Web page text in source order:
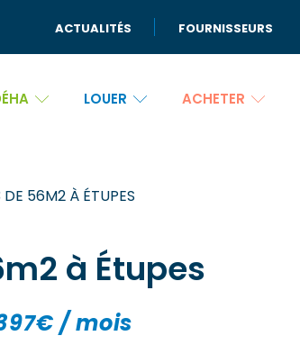
ACTUALITÉS FOURNISSEURS
LOUER ACHETER
56M2 À ÉTUPES
à Étupes
/ mois